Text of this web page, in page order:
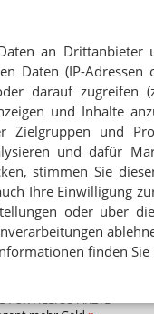
an Drittanbieter
Daten (IP-
darauf zugreifen
und Inhalte
Zielgruppen und
und dafür
stimmen Sie
Ihre Einwilligung
oder über
finden Sie
ein schwieriges Thema“
im Kreißsaal
Geld für gute
FÜR HELIOS-ÄRZTE